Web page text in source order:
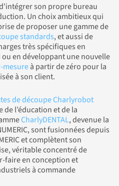
d'intégrer son propre bureau
Un choix ambitieux qui
de proposer une gamme de
standards, et aussi de
très spécifiques en
en développant une nouvelle
mesureà partir de zéro pour la
à son client.
de découpe Charlyrobot
l’éducation et de la
CharlyDENTAL, devenue la
sont fusionnées depuis
et complètent son
véritable concentré de
faire en conception et
à commande